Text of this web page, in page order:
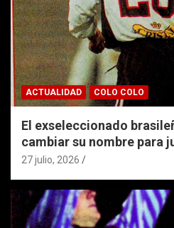
ACTUALIDAD COLO COLO
El exseleccionado
cambiar su nombre para
27 julio, 2026